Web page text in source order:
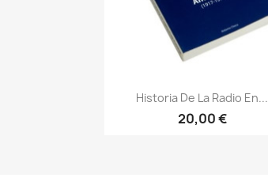
Vista rápida
Historia De La Radio En...
20,00 €